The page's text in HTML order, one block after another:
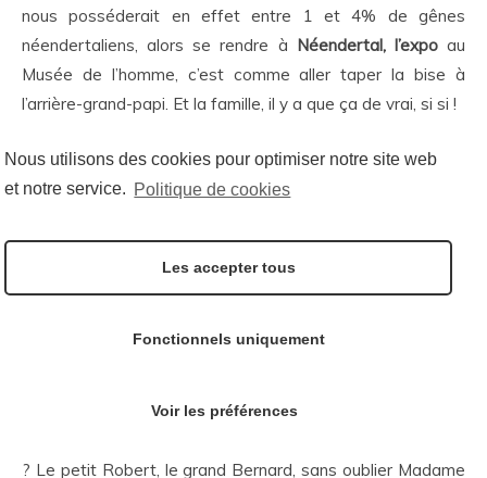
Nous utilisons des cookies pour optimiser notre site web
et notre service. Politique de cookies
Les accepter tous
Fonctionnels uniquement
Voir les préférences
nous posséderait en effet entre 1 et 4% de gênes
néendertaliens, alors se rendre à Néendertal, l’expoau
Musée de l’homme, c’est comme aller taper la bise à
l’arrière-grand-papi. Et la famille, il y a que ça de vrai, si si !
Néendertal, l’expo
Musée de l’homme, 17 place du Trocadéro, 75016
Jusqu’au 07 janvier 2019,billetterie
En bonus, un extrait de la chanson d’Arielle
Rouge Pivot
? Le petit Robert, le grand Bernard, sans oublier Madame